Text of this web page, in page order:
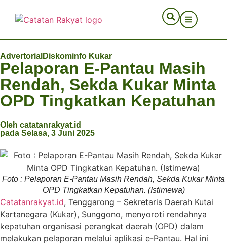
Advertorial Diskominfo Kukar
Pelaporan E-Pantau Masih
Rendah, Sekda Kukar Minta
OPD Tingkatkan Kepatuhan
Oleh catatanrakyat.id
pada Selasa, 3 Juni 2025
Foto : Pelaporan E-Pantau Masih Rendah, Sekda Kukar Minta
OPD Tingkatkan Kepatuhan. (Istimewa)
Catatanrakyat.id, Tenggarong – Sekretaris Daerah Kutai
Kartanegara (Kukar), Sunggono, menyoroti rendahnya
kepatuhan organisasi perangkat daerah (OPD) dalam
melakukan pelaporan melalui aplikasi e-Pantau. Hal ini